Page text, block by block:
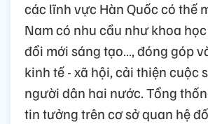
các lĩnh vực Hàn Quốc có thế
Nam có nhu cầu như khoa
đổi mới sáng tạo…, đóng góp
kinh tế - xã hội, cải thiện cuộc
người dân hai nước. Tổng
tin tưởng trên cơ sở quan hệ